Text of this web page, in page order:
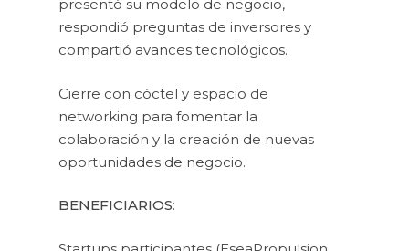
presentó su modelo de negocio,
respondió preguntas de inversores y
compartió avances tecnológicos.
Cierre con cóctel y espacio de
networking para fomentar la
colaboración y la creación de nuevas
oportunidades de negocio.
BENEFICIARIOS: